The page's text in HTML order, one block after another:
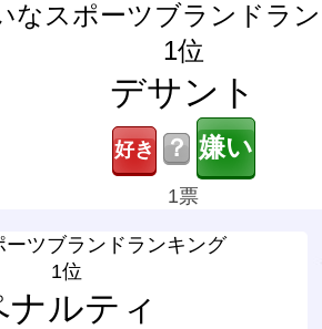
なスポーツブランドラ
1位
デサント
？
1票
ーツブランドランキング
1位
ナルティ